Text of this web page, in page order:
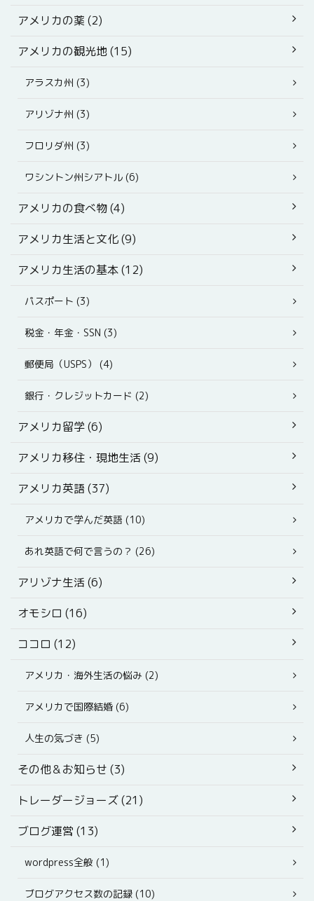
アメリカの薬 (2)
アメリカの観光地 (15)
アラスカ州 (3)
アリゾナ州 (3)
フロリダ州 (3)
ワシントン州シアトル (6)
アメリカの食べ物 (4)
アメリカ生活と文化 (9)
アメリカ生活の基本 (12)
パスポート (3)
税金・年金・SSN (3)
郵便局（USPS） (4)
銀行・クレジットカード (2)
アメリカ留学 (6)
アメリカ移住・現地生活 (9)
アメリカ英語 (37)
アメリカで学んだ英語 (10)
あれ英語で何で言うの？ (26)
アリゾナ生活 (6)
オモシロ (16)
ココロ (12)
アメリカ・海外生活の悩み (2)
アメリカで国際結婚 (6)
人生の気づき (5)
その他＆お知らせ (3)
トレーダージョーズ (21)
ブログ運営 (13)
wordpress全般 (1)
ブログアクセス数の記録 (10)